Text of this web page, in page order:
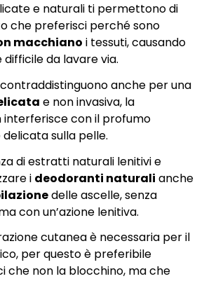
e naturali ti permettono di
che preferisci perché sono
macchiano i tessuti, causando
difficile da lavare via.
anche per una
e non invasiva, la
interferisce con il profumo
sulla pelle.
di estratti naturali lenitivi e
i deodoranti naturali anche
delle ascelle, senza
con un’azione lenitiva.
cutanea è necessaria per il
per questo è preferibile
che non la blocchino, ma che